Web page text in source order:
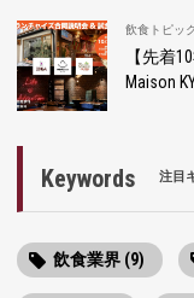
飲食トピッ
【先着
Maison
Keywords 注目
飲食業界 (9)